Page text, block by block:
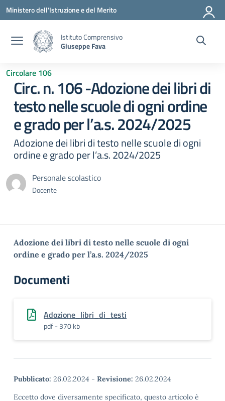
Vai ai contenuti
Vai al menu di navigazione
Vai al footer
Ministero dell'Istruzione e del Merito
Istituto Comprensivo
Giuseppe Fava
Circolare 106
Circ. n. 106 -Adozione dei libri di
testo nelle scuole di ogni ordine
e grado per l’a.s. 2024/2025
Adozione dei libri di testo nelle scuole di ogni
ordine e grado per l’a.s. 2024/2025
Personale scolastico
Docente
Adozione dei libri di testo nelle scuole di ogni
ordine e grado per l’a.s. 2024/2025
Documenti
Adozione_libri_di_testi
pdf - 370 kb
Pubblicato: 26.02.2024 - Revisione: 26.02.2024
Eccetto dove diversamente specificato, questo articolo è